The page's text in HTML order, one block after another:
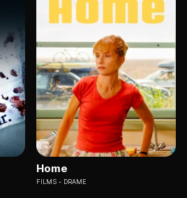
Home
FILMS DRAME